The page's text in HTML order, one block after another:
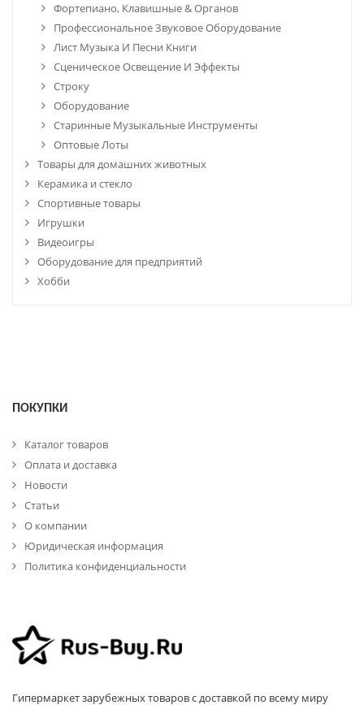
Фортепиано, Клавишные & Органов
Профессиональное Звуковое Оборудование
Лист Музыка И Песни Книги
Сценическое Освещение И Эффекты
Строку
Оборудование
Старинные Музыкальные Инструменты
Оптовые Лоты
Товары для домашних животных
Керамика и стекло
Спортивные товары
Игрушки
Видеоигры
Оборудование для предприятий
Хобби
ПОКУПКИ
Каталог товаров
Оплата и доставка
Новости
Статьи
О компании
Юридическая информация
Политика конфиденциальности
Гипермаркет зарубежных товаров с доставкой по всему миру